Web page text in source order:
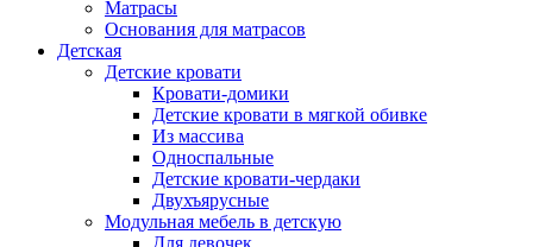
Матрасы
Основания для матрасов
Детская
Детские кровати
Кровати-домики
Детские кровати в мягкой обивке
Из массива
Односпальные
Детские кровати-чердаки
Двухъярусные
Модульная мебель в детскую
Для девочек